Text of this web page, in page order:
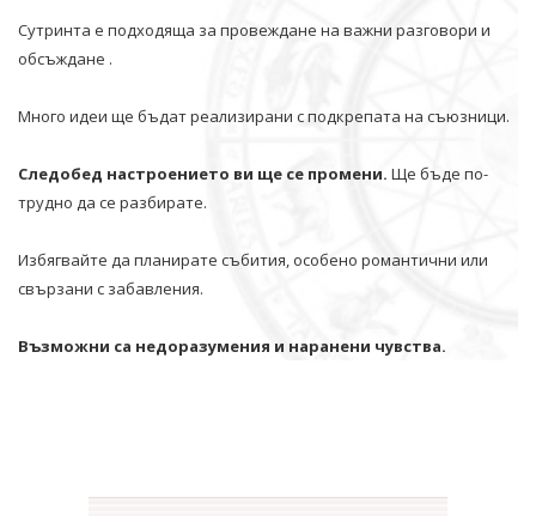
Сутринта е подходяща за провеждане на важни разговори и
обсъждане .
Много идеи ще бъдат реализирани с подкрепата на съюзници.
Следобед настроението ви ще се промени. Ще бъде по-
трудно да се разбирате.
Избягвайте да планирате събития, особено романтични или
свързани с забавления.
Възможни са недоразумения и наранени чувства.